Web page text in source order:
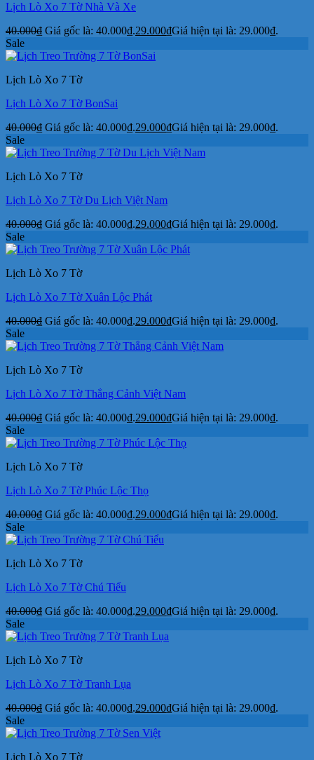
Lịch Lò Xo 7 Tờ Nhà Và Xe
40.000₫ Giá gốc là: 40.000₫.29.000₫Giá hiện tại là: 29.000₫.
Sale
Lịch Lò Xo 7 Tờ
Lịch Lò Xo 7 Tờ BonSai
40.000₫ Giá gốc là: 40.000₫.29.000₫Giá hiện tại là: 29.000₫.
Sale
Lịch Lò Xo 7 Tờ
Lịch Lò Xo 7 Tờ Du Lịch Việt Nam
40.000₫ Giá gốc là: 40.000₫.29.000₫Giá hiện tại là: 29.000₫.
Sale
Lịch Lò Xo 7 Tờ
Lịch Lò Xo 7 Tờ Xuân Lộc Phát
40.000₫ Giá gốc là: 40.000₫.29.000₫Giá hiện tại là: 29.000₫.
Sale
Lịch Lò Xo 7 Tờ
Lịch Lò Xo 7 Tờ Thắng Cảnh Việt Nam
40.000₫ Giá gốc là: 40.000₫.29.000₫Giá hiện tại là: 29.000₫.
Sale
Lịch Lò Xo 7 Tờ
Lịch Lò Xo 7 Tờ Phúc Lộc Thọ
40.000₫ Giá gốc là: 40.000₫.29.000₫Giá hiện tại là: 29.000₫.
Sale
Lịch Lò Xo 7 Tờ
Lịch Lò Xo 7 Tờ Chú Tiểu
40.000₫ Giá gốc là: 40.000₫.29.000₫Giá hiện tại là: 29.000₫.
Sale
Lịch Lò Xo 7 Tờ
Lịch Lò Xo 7 Tờ Tranh Lụa
40.000₫ Giá gốc là: 40.000₫.29.000₫Giá hiện tại là: 29.000₫.
Sale
Lịch Lò Xo 7 Tờ